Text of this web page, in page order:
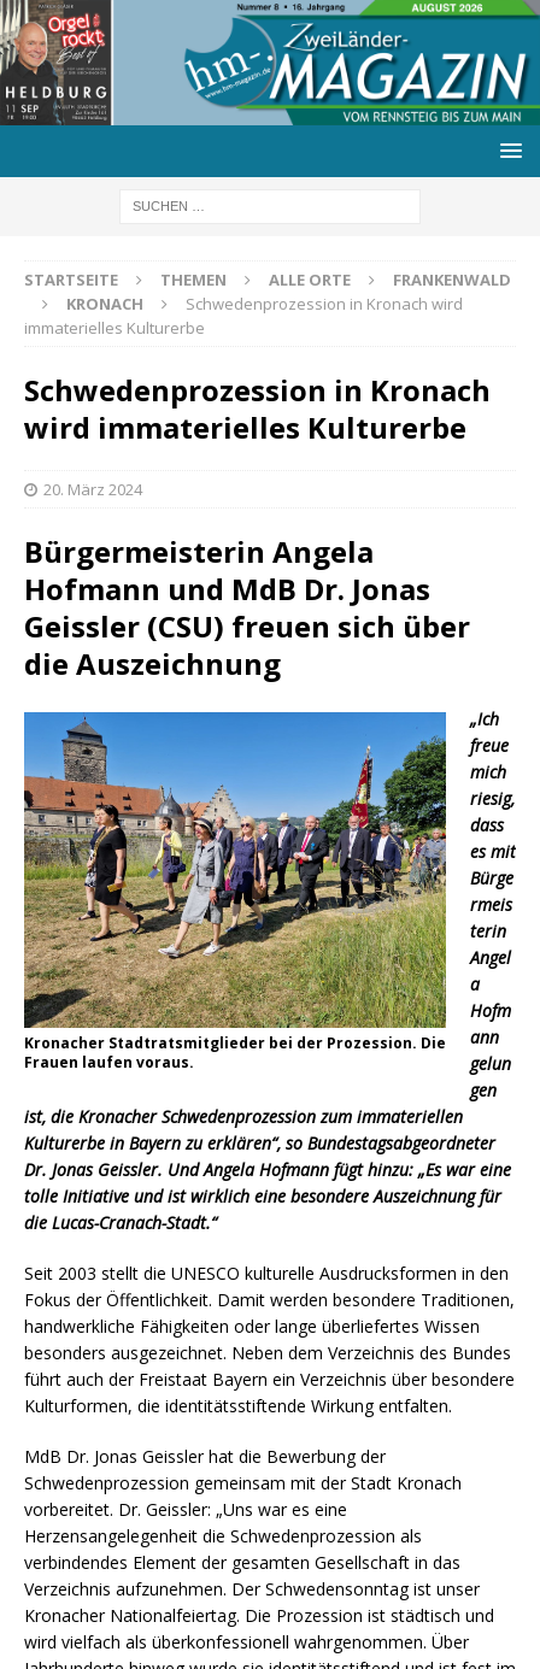
STARTSEITE THEMEN ALLE ORTE
FRANKENWALD
KRONACH
Schwedenprozession in Kronach wird
immaterielles Kulturerbe
Schwedenprozession in Kronach
wird immaterielles Kulturerbe
20. März 2024
Bürgermeisterin Angela
Hofmann und MdB Dr. Jonas
Geissler (CSU) freuen sich über
die Auszeichnung
Kronacher Stadtratsmitglieder bei der Prozession. Die
Frauen laufen voraus.
„Ich
freue
mich
riesig,
dass
es mit
Bürge
rmeis
terin
Angel
a
Hofm
ann
gelun
gen
ist, die Kronacher Schwedenprozession zum immateriellen
Kulturerbe in Bayern zu erklären“, so Bundestagsabgeordneter
Dr. Jonas Geissler. Und Angela Hofmann fügt hinzu: „Es war eine
tolle Initiative und ist wirklich eine besondere Auszeichnung für
die Lucas-Cranach-Stadt.“
Seit 2003 stellt die UNESCO kulturelle Ausdrucksformen in den
Fokus der Öffentlichkeit. Damit werden besondere Traditionen,
handwerkliche Fähigkeiten oder lange überliefertes Wissen
besonders ausgezeichnet. Neben dem Verzeichnis des Bundes
führt auch der Freistaat Bayern ein Verzeichnis über besondere
Kulturformen, die identitätsstiftende Wirkung entfalten.
MdB Dr. Jonas Geissler hat die Bewerbung der
Schwedenprozession gemeinsam mit der Stadt Kronach
vorbereitet. Dr. Geissler: „Uns war es eine
Herzensangelegenheit die Schwedenprozession als
verbindendes Element der gesamten Gesellschaft in das
Verzeichnis aufzunehmen. Der Schwedensonntag ist unser
Kronacher Nationalfeiertag. Die Prozession ist städtisch und
wird vielfach als überkonfessionell wahrgenommen. Über